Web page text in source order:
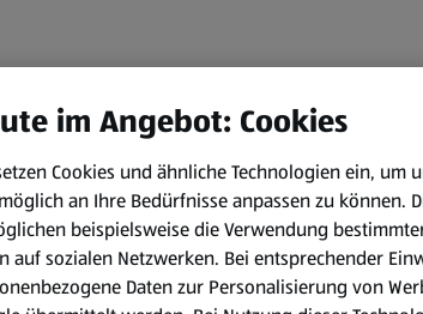
Zubereitungsart:
Ofen auf 180
Nüsse grob
einem Löffel
im Angebot: Cookies
Cookies und ähnliche Technologien ein, um
an Ihre Bedürfnisse anpassen zu können.
beispielsweise die Verwendung
auf sozialen Netzwerken. Bei entsprechender
Daten zur Personalisierung von